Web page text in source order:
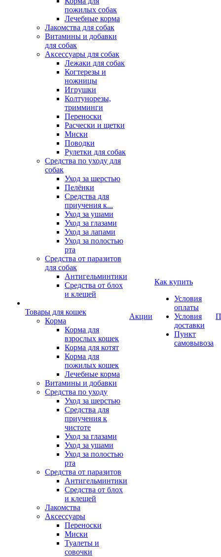
пожилых собак
Лечебные корма
Лакомства для собак
Витамины и добавки
для собак
Аксессуары для собак
Лежаки для собак
Когтерезы и
ножницы
Игрушки
Колтунорезы,
тримминги
Переноски
Расчески и щетки
Миски
Поводки
Рулетки для собак
Средства по уходу для
собак
Уход за шерстью
Пелёнки
Средства для
приучения к...
Уход за ушами
Уход за глазами
Уход за лапами
Уход за полостью
рта
Средства от паразитов
для собак
Антигельминтики
Средства от блох
и клещей
Товары для кошек
Корма
Корма для
взрослых кошек
Корма для котят
Корма для
пожилых кошек
Лечебные корма
Витамины и добавки
Средства по уходу
Уход за шерстью
Средства для
приучения к
чистоте
Уход за глазами
Уход за ушами
Уход за полостью
рта
Средства от паразитов
Антигельминтики
Средства от блох
и клещей
Лакомства
Аксессуары
Переноски
Миски
Туалеты и
совочки
Акции
Как купить
Условия
оплаты
Условия
доставки
Пункт
самовывоза